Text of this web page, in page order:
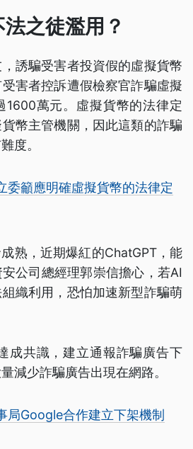
之徒濫用？
誘騙受害者投資假的虛擬貨幣
害者控訴遭假檢察官詐騙虛擬
1600萬元。虛擬貨幣的法律定
幣主管機關，因此這類的詐騙
度。
委籲應明確虛擬貨幣的法律定
熟，近期爆紅的ChatGPT，能
公司總經理郭崇信擔心，若AI
織利用，恐怕加速新型詐騙萌
成共識，建立通報詐騙廣告下
減少詐騙廣告出現在網路。
局Google合作建立下架機制